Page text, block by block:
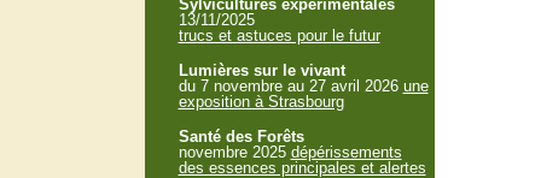
Sylvicultures expérimentales
13/11/2025
trucs et astuces pour le futur
Lumières sur le vivant
du 7 novembre au 27 avril 2026 une
exposition à Strasbourg
Santé des Forêts
novembre 2025 dépérissements
des essences principales et alertes